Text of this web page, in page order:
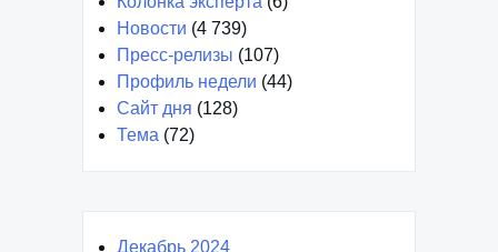
Новости (4 739)
Пресс-релизы (107)
Профиль недели (44)
Сайт дня (128)
Тема (72)
Декабрь 2024